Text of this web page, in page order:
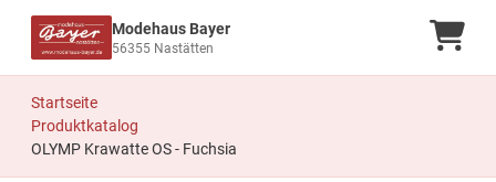
Modehaus Bayer
56355 Nastätten
Startseite
Produktkatalog
OLYMP Krawatte OS - Fuchsia